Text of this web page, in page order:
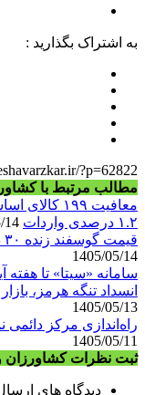
به اشتراک بگذارید :
?p=62822
مطالب مرتبط با
معافیت
۱.۲ درصدی واردات
قیمت گوسفند زنده ۳۰ درصد کاهش یافت؛ گوشت ارزان نشد
1405/05/14
سامانه «سیتا» تا
انسداد تنگه هرمز،
1405/05/13
راه‌اندازی مرکز
1405/05/11
ثبت نظرات کشاورزان
دیدگاه های